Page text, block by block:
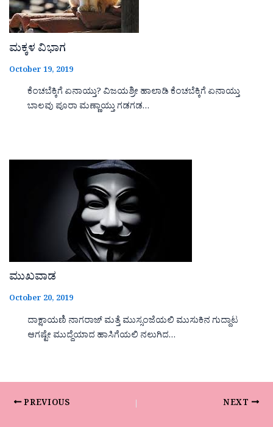
ಮಕ್ಕಳ ವಿಭಾಗ
October 19, 2019
ಕೆಂಚಬೆಕ್ಕಿಗೆ ಏನಾಯ್ತು? ವಿಜಯಶ್ರೀ ಹಾಲಾಡಿ ಕೆಂಚಬೆಕ್ಕಿಗೆ ಏನಾಯ್ತು
ಬಾಲವು ಪೂರಾ ಮಣ್ಣಾಯ್ತು ಗಡಗಡ…
ಮುಖವಾಡ
October 20, 2019
ದಾಕ್ಷಾಯಣಿ ನಾಗರಾಜ್ ಮತ್ತೆ ಮುಸ್ಸಂಜೆಯಲಿ ಮುಸುಕಿನ ಗುದ್ದಾಟ
ಆಗಷ್ಟೇ ಮುದ್ದೆಯಾದ ಹಾಸಿಗೆಯಲಿ ನಲುಗಿದ…
PREVIOUS NEXT